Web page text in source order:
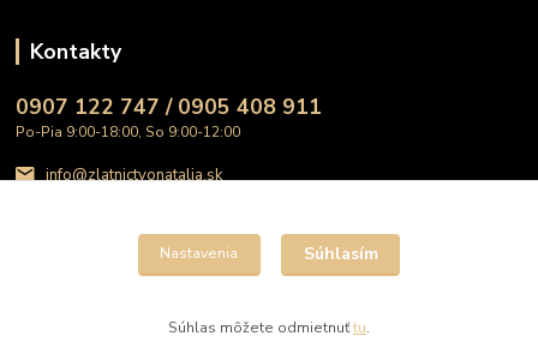
Kontakty
0907 122 747 / 0905 408 911
Po-Pia 9:00-18:00, So 9:00-12:00
info@zlatnictvonatalia.sk
Nastavenia Súhlasím
Súhlas môžete odmietnuťtu.